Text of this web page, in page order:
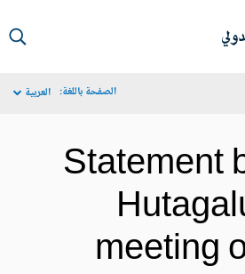
الصفحة باللغة: العربية